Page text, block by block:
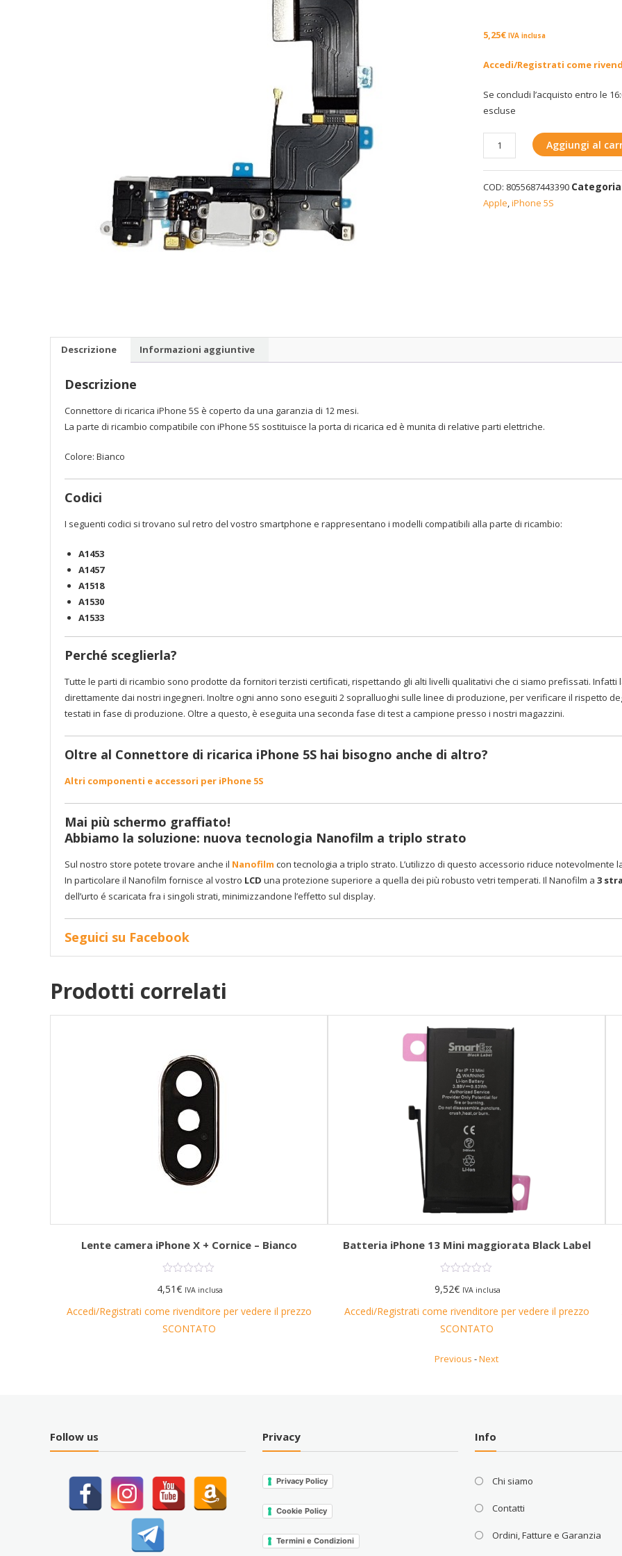
5,25€ IVA inclusa
Accedi/Registrati come
Se concludi l’acquisto entro le
escluse
Connettore
di
ricarica
iPhone
5S
Aggiungi al
COD: 8055687443390
Apple,iPhone 5S
Descrizione Informazioni aggiuntive
Descrizione
Connettore di ricarica iPhone 5S è coperto da una garanzia di 12 mesi.
La parte di ricambio compatibile con iPhone 5S sostituisce la porta di ricarica ed è munita di relative parti elettriche.
Colore: Bianco
Codici
I seguenti codici si trovano sul retro del vostro smartphone e rappresentano i modelli compatibili alla parte di ricambio:
A1453
A1457
A1518
A1530
A1533
Perché sceglierla?
Tutte le parti di ricambio sono prodotte da fornitori terzisti certificati, rispettando gli alti livelli qualitativi che ci siamo prefissati.
direttamente dai nostri ingegneri. Inoltre ogni anno sono eseguiti 2 sopralluoghi sulle linee di produzione, per verificare il rispetto
testati in fase di produzione. Oltre a questo, è eseguita una seconda fase di test a campione presso i nostri magazzini.
Oltre al Connettore di ricarica iPhone 5S hai bisogno anche di altro?
Altri componenti e accessori per iPhone 5S
Mai più schermo graffiato!
Abbiamo la soluzione: nuova tecnologia Nanofilm a triplo strato
Sul nostro store potete trovare anche il Nanofilm con tecnologia a triplo strato. L’utilizzo di questo accessorio riduce
In particolare il Nanofilm fornisce al vostro LCD una protezione superiore a quella dei più robusto vetri temperati. Il Nanofilm a 3
dell’urto é scaricata fra i singoli strati, minimizzandone l’effetto sul display.
Seguici su Facebook
Prodotti correlati
Lente camera iPhone X + Cornice – Bianco
4,51€ IVA inclusa
Accedi/Registrati come rivenditore per vedere il prezzo
SCONTATO
Batteria iPhone 13 Mini maggiorata Black Label
9,52€ IVA inclusa
Accedi/Registrati come rivenditore per vedere il prezzo
SCONTATO
Previous -Next
Follow us Privacy
Privacy Policy
Cookie Policy
Termini e Condizioni
Info
Chi siamo
Contatti
Ordini, Fatture e Garanzia